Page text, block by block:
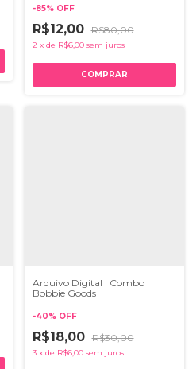
-85% OFF
R$12,00 R$80,00
2 x de R$6,00 sem juros
Arquivo Digital | Combo
Bobbie Goods
-40% OFF
R$18,00 R$30,00
3 x de R$6,00 sem juros